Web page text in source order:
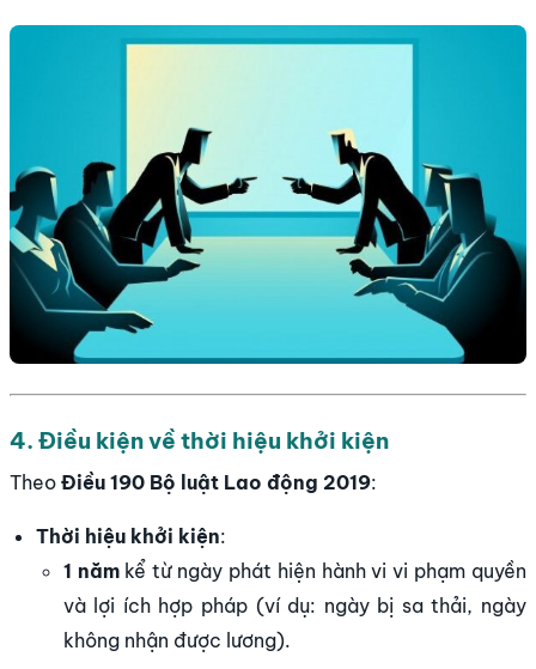
4. Điều kiện về thời hiệu khởi kiện
Theo Điều 190 Bộ luật Lao động 2019:
Thời hiệu khởi kiện:
1 nămkể từ ngày phát hiện hành vi vi phạm quyền
và lợi ích hợp pháp (ví dụ: ngày bị sa thải, ngày
không nhận được lương).